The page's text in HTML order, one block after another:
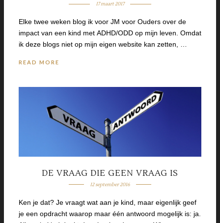
17 maart 2017
Elke twee weken blog ik voor JM voor Ouders over de
impact van een kind met ADHD/ODD op mijn leven. Omdat
ik deze blogs niet op mijn eigen website kan zetten, …
READ MORE
DE VRAAG DIE GEEN VRAAG IS
12 september 2016
Ken je dat? Je vraagt wat aan je kind, maar eigenlijk geef
je een opdracht waarop maar één antwoord mogelijk is: ja.